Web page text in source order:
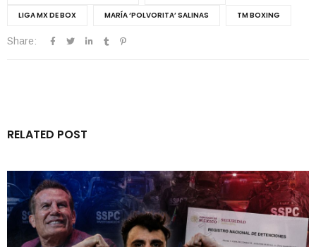
LIGA MX DE BOX
MARÍA ‘POLVORITA’ SALINAS TM BOXING
Share:
RELATED POST